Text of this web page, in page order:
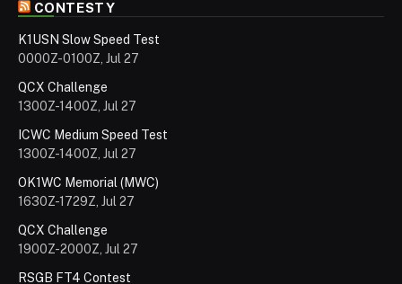
CONTESTY
K1USN Slow Speed Test
0000Z-0100Z, Jul 27
QCX Challenge
1300Z-1400Z, Jul 27
ICWC Medium Speed Test
1300Z-1400Z, Jul 27
OK1WC Memorial (MWC)
1630Z-1729Z, Jul 27
QCX Challenge
1900Z-2000Z, Jul 27
RSGB FT4 Contest